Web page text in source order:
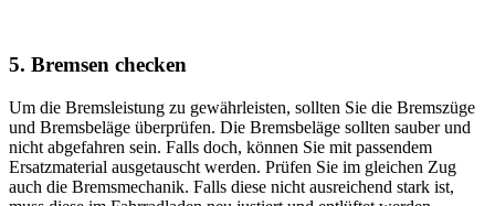
5. Bremsen checken
Um die Bremsleistung zu gewährleisten, sollten Sie die Bremszüge
und Bremsbeläge überprüfen. Die Bremsbeläge sollten sauber und
nicht abgefahren sein. Falls doch, können Sie mit passendem
Ersatzmaterial ausgetauscht werden. Prüfen Sie im gleichen Zug
auch die Bremsmechanik. Falls diese nicht ausreichend stark ist,